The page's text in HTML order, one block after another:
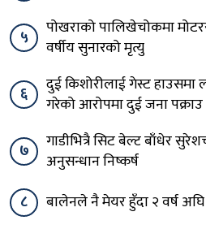
५
पोखराको पालिखेचोकमा
वर्षीय सुनारको मृत्यु
६
दुई किशोरीलाई गेस्ट
गरेको आरोपमा दुई जना पक्राउ
७
गाडीभित्रै सिट बेल्ट बाँधेर
अनुसन्धान निष्कर्ष
८
बालेनले नै मेयर हुँदा २ वर्ष